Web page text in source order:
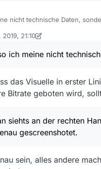
nicht technische Daten,
der rechten Hand und ich
2019, 21:10
styroll12. März 2019, 22:24
ich meine nicht
das Visuelle in erster
Bitrate geboten wird,
siehts an der rechten
gescreenshotet.
sein, alles andere